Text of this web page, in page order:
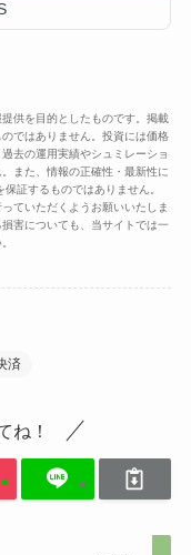
供を目的としたものです。掲載
ではありません。投資には価格
去の運用実績やシュミレーショ
また、情報の正確性・最新性に
証するものではありません。
ていただくようお願いいたしま
害についても、当サイトでは一
済
ね！